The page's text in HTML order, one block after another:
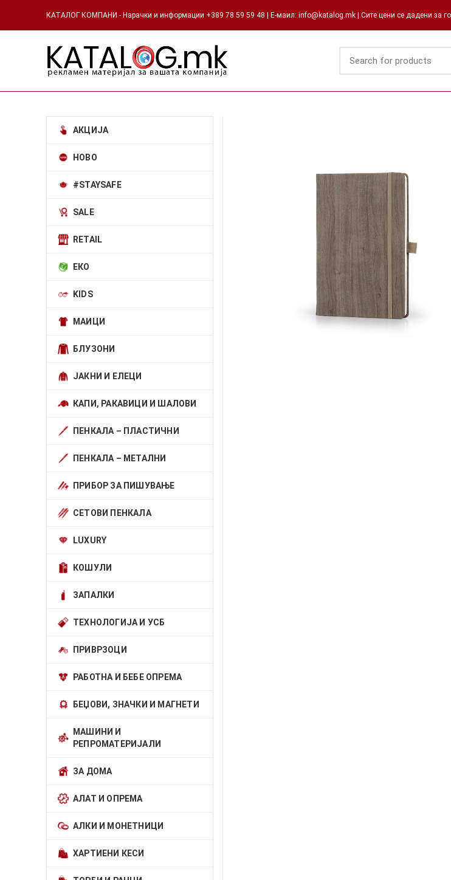
КАТАЛОГ КОМПАНИ - Нарачки и информации +389 78 59 59 48 | Е-маил: info@katalog.mk | Сите цени се дадени за
АКЦИЈА
НОВО
#STAYSAFE
SALE
RETAIL
ЕКО
KIDS
МАИЦИ
БЛУЗОНИ
ЈАКНИ И ЕЛЕЦИ
КАПИ, РАКАВИЦИ И ШАЛОВИ
ПЕНКАЛА – ПЛАСТИЧНИ
ПЕНКАЛА – МЕТАЛНИ
ПРИБОР ЗА ПИШУВАЊЕ
СЕТОВИ ПЕНКАЛА
LUXURY
КОШУЛИ
ЗАПАЛКИ
ТЕХНОЛОГИЈА И УСБ
ПРИВРЗОЦИ
РАБОТНА И БЕБЕ ОПРЕМА
БЕЏОВИ, ЗНАЧКИ И МАГНЕТИ
МАШИНИ И
РЕПРОМАТЕРИЈАЛИ
ЗА ДОМА
АЛАТ И ОПРЕМА
АЛКИ И МОНЕТНИЦИ
ХАРТИЕНИ КЕСИ